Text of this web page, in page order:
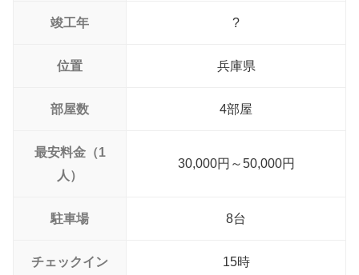
竣工年 ?
位置 兵庫県
部屋数 4部屋
最安料金（1
人）
30,000円～50,000円
駐車場 8台
チェックイン 15時